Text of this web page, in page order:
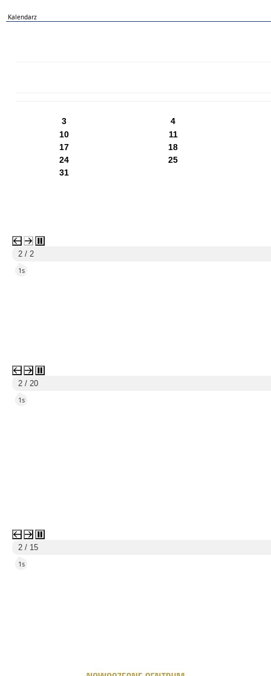
Kalendarz
3
4
10
11
17
18
24
25
31
1 / 2
5s
3 / 20
5s
3 / 15
5s
link do strony Centrum Edukacyjno Rekreacyjne